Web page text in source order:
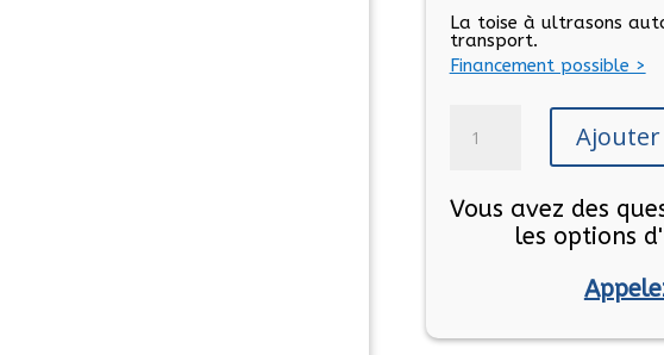
La toise à ultrasons
transport.
Financement possible >
à
ultrasons
Vous avez des
les options